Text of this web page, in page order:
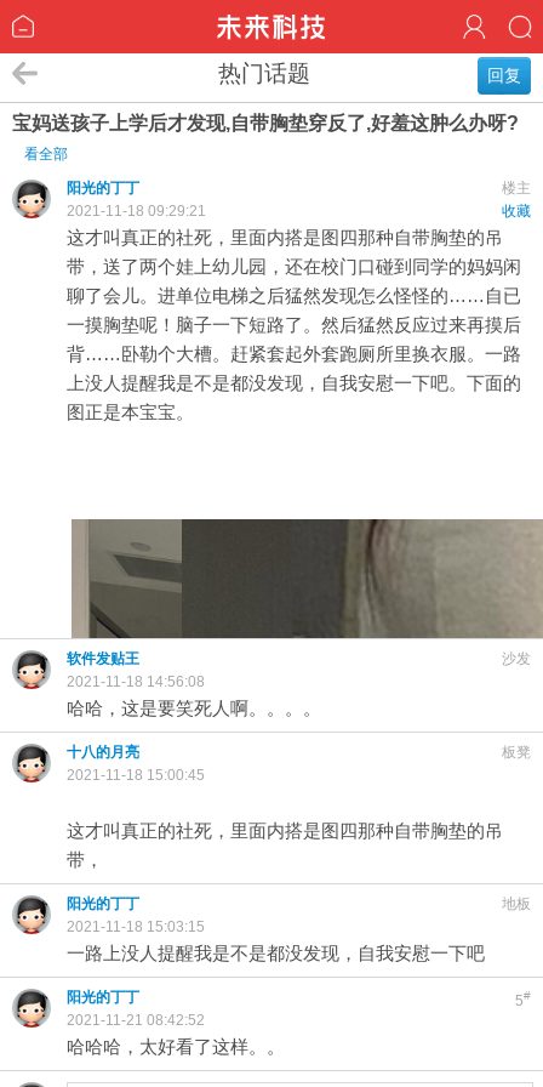
回复
热门话题
宝妈送孩子上学后才发现,自带胸垫穿反了,好羞这肿么办呀?
看全部
楼主
阳光的丁丁
收藏
2021-11-18 09:29:21
这才叫真正的社死，里面内搭是图四那种自带胸垫的吊
带，送了两个娃上幼儿园，还在校门口碰到同学的妈妈闲
聊了会儿。进单位电梯之后猛然发现怎么怪怪的……自已
一摸胸垫呢！脑子一下短路了。然后猛然反应过来再摸后
背……卧勒个大槽。赶紧套起外套跑厕所里换衣服。一路
上没人提醒我是不是都没发现，自我安慰一下吧。下面的
图正是本宝宝。
沙发
软件发贴王
2021-11-18 14:56:08
哈哈，这是要笑死人啊。。。。
板凳
十八的月亮
2021-11-18 15:00:45
这才叫真正的社死，里面内搭是图四那种自带胸垫的吊
带，
地板
阳光的丁丁
2021-11-18 15:03:15
一路上没人提醒我是不是都没发现，自我安慰一下吧
5#
阳光的丁丁
2021-11-21 08:42:52
哈哈哈，太好看了这样。。